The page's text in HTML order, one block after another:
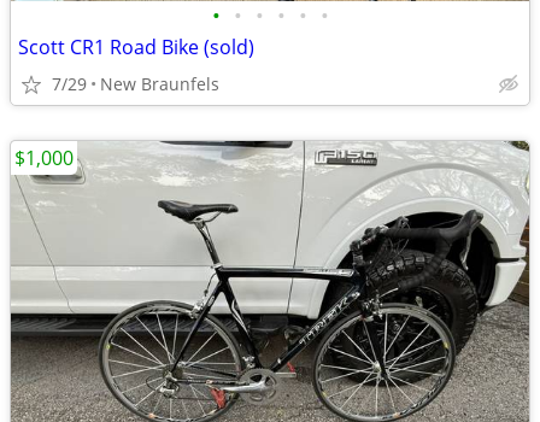
• • • • • •
Scott CR1 Road Bike (sold)
7/29 New Braunfels
$1,000